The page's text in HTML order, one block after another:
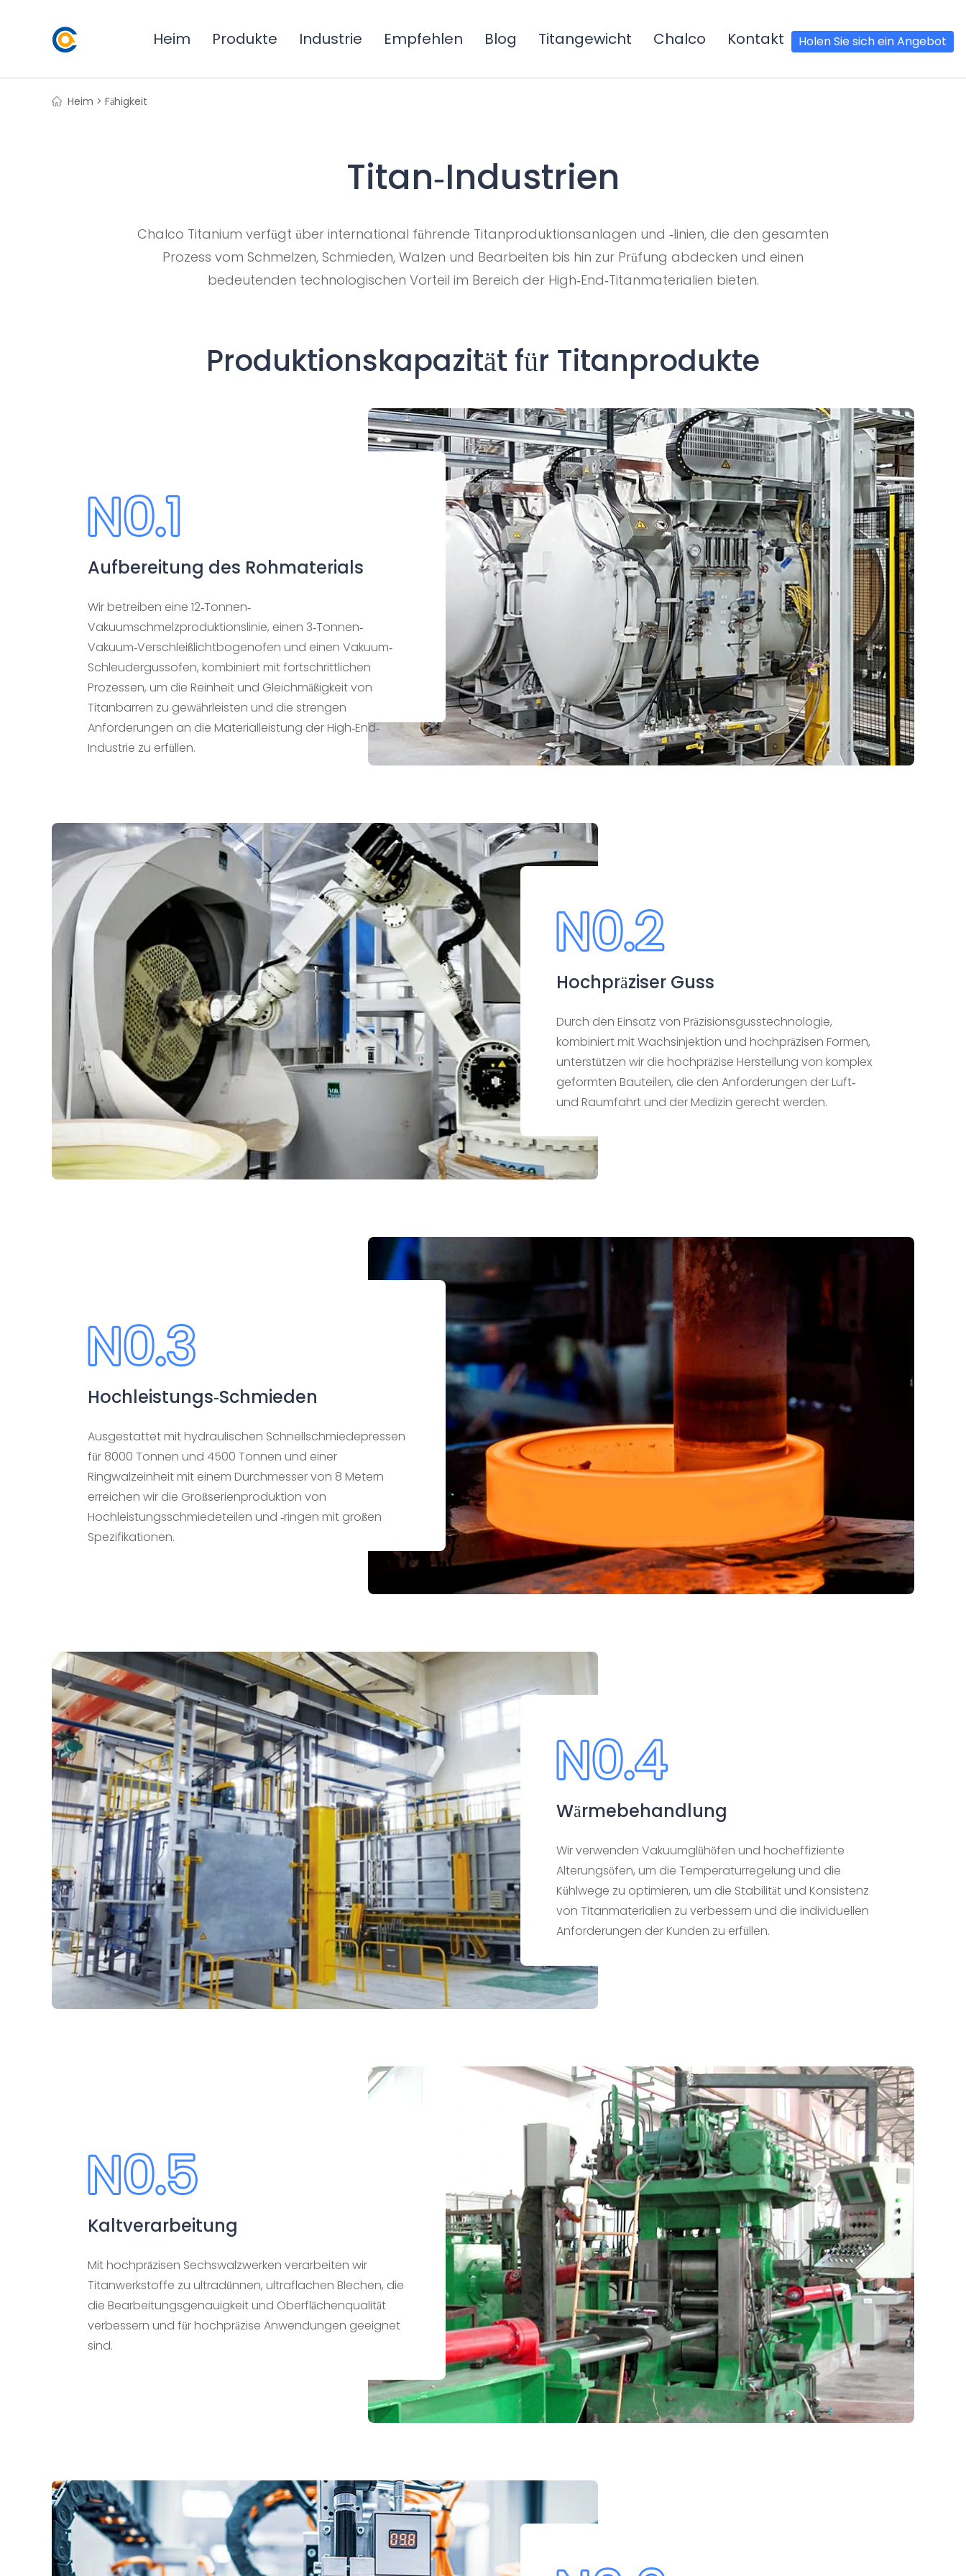
Heim Produkte Industrie Empfehlen Blog Titangewicht Chalco Kontakt Holen Sie sich ein Angebot
Heim > Fähigkeit
Titan-Industrien
Chalco Titanium verfügt über international führende Titanproduktionsanlagen und -linien, die den gesamten
Prozess vom Schmelzen, Schmieden, Walzen und Bearbeiten bis hin zur Prüfung abdecken und einen
bedeutenden technologischen Vorteil im Bereich der High-End-Titanmaterialien bieten.
Produktionskapazität für Titanprodukte
Aufbereitung des Rohmaterials
Wir betreiben eine 12-Tonnen-
Vakuumschmelzproduktionslinie, einen 3-Tonnen-
Vakuum-Verschleißlichtbogenofen und einen Vakuum-
Schleudergussofen, kombiniert mit fortschrittlichen
Prozessen, um die Reinheit und Gleichmäßigkeit von
Titanbarren zu gewährleisten und die strengen
Anforderungen an die Materialleistung der High-End-
Industrie zu erfüllen.
Hochpräziser Guss
Durch den Einsatz von Präzisionsgusstechnologie,
kombiniert mit Wachsinjektion und hochpräzisen Formen,
unterstützen wir die hochpräzise Herstellung von komplex
geformten Bauteilen, die den Anforderungen der Luft-
und Raumfahrt und der Medizin gerecht werden.
Hochleistungs-Schmieden
Ausgestattet mit hydraulischen Schnellschmiedepressen
für 8000 Tonnen und 4500 Tonnen und einer
Ringwalzeinheit mit einem Durchmesser von 8 Metern
erreichen wir die Großserienproduktion von
Hochleistungsschmiedeteilen und -ringen mit großen
Spezifikationen.
Wärmebehandlung
Wir verwenden Vakuumglühöfen und hocheffiziente
Alterungsöfen, um die Temperaturregelung und die
Kühlwege zu optimieren, um die Stabilität und Konsistenz
von Titanmaterialien zu verbessern und die individuellen
Anforderungen der Kunden zu erfüllen.
Kaltverarbeitung
Mit hochpräzisen Sechswalzwerken verarbeiten wir
Titanwerkstoffe zu ultradünnen, ultraflachen Blechen, die
die Bearbeitungsgenauigkeit und Oberflächenqualität
verbessern und für hochpräzise Anwendungen geeignet
sind.